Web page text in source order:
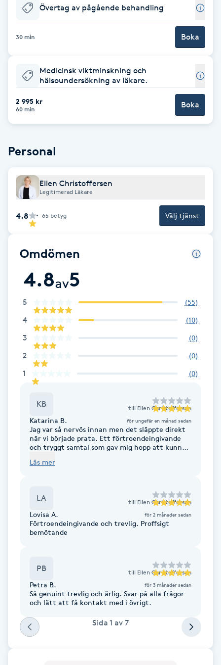
Babylights
Bambumassage
Barber
BIAB
Blowout
Bottenfärg
Bröllopsuppsättning
Celluliter
Color correction
Cryoterapi
Dermapen
Extensions
Extensions borttagning
Övertag av pågående behandling
30 min Boka
Medicinsk viktminskning och
hälsoundersökning av läkare.
2 995 kr
60 min Boka
Personal
Ellen Christoffersen
Legitimerad Läkare
4.8 65 betyg Välj tjänst
Omdömen
4.8av5
5 (55)
4 (10)
3 (0)
2 (0)
1 (0)
KB till Ellen Christoffersen
Katarina B. för ungefär en månad sedan
Jag var så nervös innan men det släppte direkt
när vi började prata. Ett förtroendeingivande
och tryggt samtal som gav mig hopp att kunna
rekommendationer av mig. Nu börjar min resa.
Läs mer
LA till Ellen Christoffersen
Lovisa A. för 2 månader sedan
Förtroendeingivande och trevlig. Proffsigt
bemötande
PB till Ellen Christoffersen
Petra B. för 3 månader sedan
Så genuint trevlig och ärlig. Svar på alla frågor
och lätt att få kontakt med i övrigt.
Sida 1 av 7